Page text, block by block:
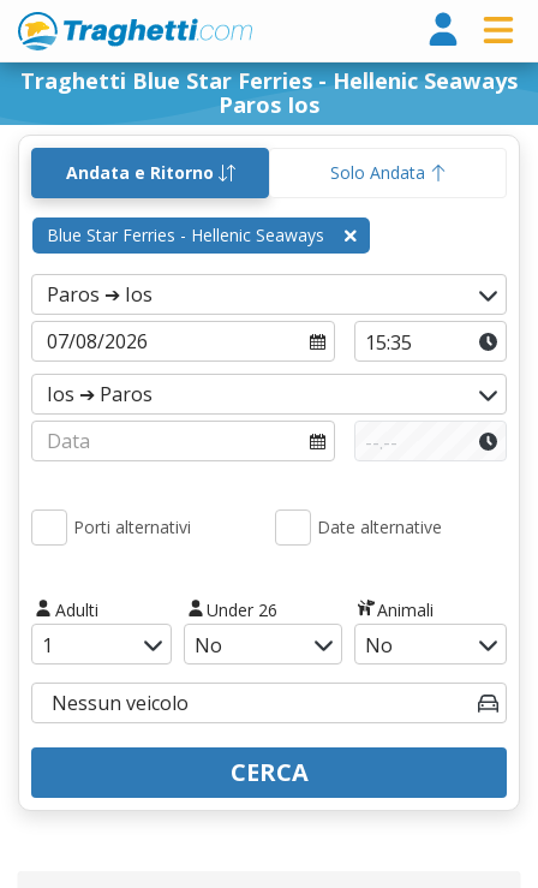
Traghetti Blue Star Ferries - Hellenic Seaways
Paros Ios
Andata e Ritorno Solo Andata
Blue Star Ferries - Hellenic Seaways
Porti alternativi Date alternative
Adulti Under 26 Animali
CERCA